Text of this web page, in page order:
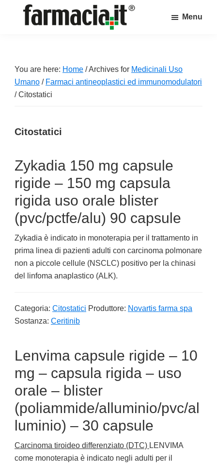
sul
mondo
della
Menu
You are here: Home /Archives for Medicinali Uso
Umano / Farmaci antineoplastici ed immunomodulatori
/Citostatici
Citostatici
Zykadia 150 mg capsule
rigide – 150 mg capsula
rigida uso orale blister
(pvc/pctfe/alu) 90 capsule
Zykadia è indicato in monoterapia per il trattamento in
prima linea di pazienti adulti con carcinoma polmonare
non a piccole cellule (NSCLC) positivo per la chinasi
del linfoma anaplastico (ALK).
Categoria: Citostatici Produttore: Novartis farma spa
Sostanza: Ceritinib
Lenvima capsule rigide – 10
mg – capsula rigida – uso
orale – blister
(poliammide/alluminio/pvc/al
luminio) – 30 capsule
Carcinoma tiroideo differenziato (DTC) LENVIMA
come monoterapia è indicato negli adulti per il